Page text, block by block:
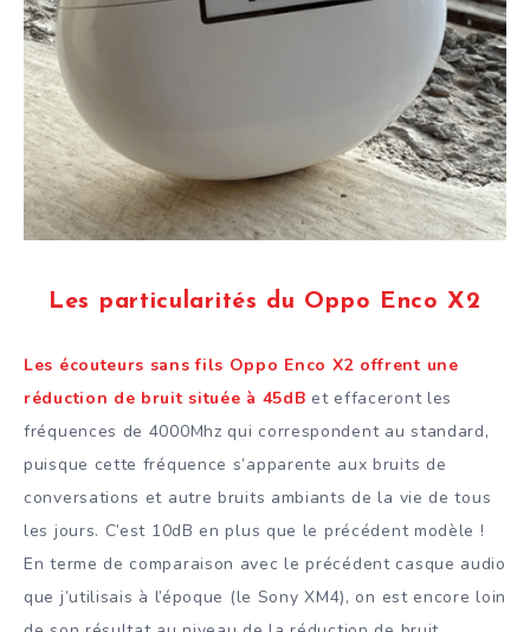
Les particularités du Oppo Enco X2
Les écouteurs sans fils Oppo Enco X2 offrent une
réduction de bruit située à 45dB et effaceront les
fréquences de 4000Mhz qui correspondent au standard,
puisque cette fréquence s’apparente aux bruits de
conversations et autre bruits ambiants de la vie de tous
les jours. C’est 10dB en plus que le précédent modèle !
En terme de comparaison avec le précédent casque audio
que j’utilisais à l’époque (le Sony XM4), on est encore loin